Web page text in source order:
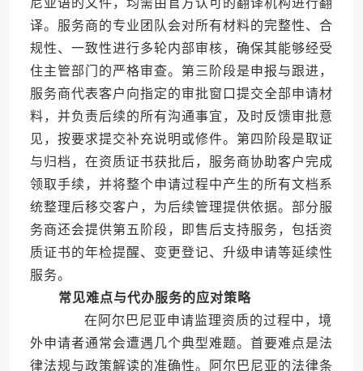
尼亚语的文件，均需由官方认可的翻译机构进行翻
译。服务商的专业团队会对所有材料的完整性、合
规性、一致性进行多轮内部审核，确保其能够经受
住主管部门的严格审查。第三阶段是申报与跟进，
服务商代表客户向指定的审批窗口提交全部申请材
料，并负责后续的所有沟通事宜，及时反馈审批意
见，按要求提交补充说明或修件。第四阶段是取证
与归档，在资质证书获批后，服务商协助客户完成
领取手续，并将整个申请过程中产生的所有文档系
统整理后移交客户，为后续管理提供依据。部分服
务商还会提供第五阶段，即售后支持服务，包括资
质证书的年检提醒、变更登记、升级申请等延续性
服务。
常见难点与代办服务的应对策略
在阿尔巴尼亚申请监理资质的过程中，境
外申请者通常会遭遇几个典型难题。首要难点是法
律法规与政策解读的准确性。阿尔巴尼亚的法律条